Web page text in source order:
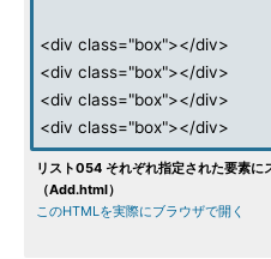
<div class="box"></div>
<div class="box"></div>
<div class="box"></div>
<div class="box"></div>
リスト054 それぞれ指定された要素に
（Add.html）
このHTMLを実際にブラウザで開く